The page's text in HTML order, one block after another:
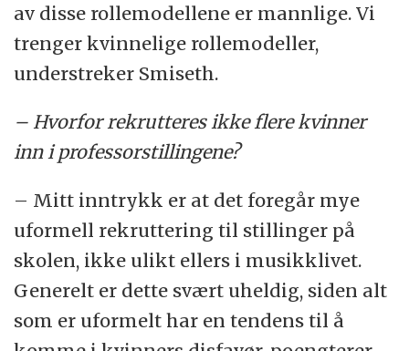
av disse rollemodellene er mannlige. Vi
trenger kvinnelige rollemodeller,
understreker Smiseth.
– Hvorfor rekrutteres ikke flere kvinner
inn i professorstillingene?
– Mitt inntrykk er at det foregår mye
uformell rekruttering til stillinger på
skolen, ikke ulikt ellers i musikklivet.
Generelt er dette svært uheldig, siden alt
som er uformelt har en tendens til å